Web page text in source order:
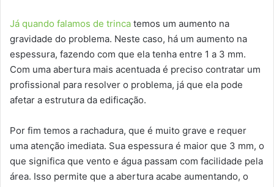
Já quando falamos de trinca temos um aumento na
gravidade do problema. Neste caso, há um aumento na
espessura, fazendo com que ela tenha entre 1 a 3 mm.
Com uma abertura mais acentuada é preciso contratar um
profissional para resolver o problema, já que ela pode
afetar a estrutura da edificação.
Por fim temos a rachadura, que é muito grave e requer
uma atenção imediata. Sua espessura é maior que 3 mm, o
que significa que vento e água passam com facilidade pela
área. Isso permite que a abertura acabe aumentando, o